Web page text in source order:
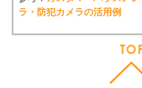
ラ・防犯カメラの活用例